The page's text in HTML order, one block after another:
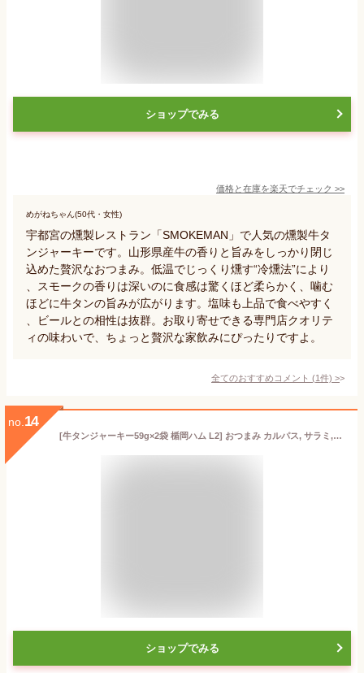
ショップでみる
価格と在庫を楽天でチェック >>
めがねちゃん(50代・女性)
宇都宮の燻製レストラン「SMOKEMAN」で人気の燻製牛タ
ンジャーキーです。山形県産牛の香りと旨みをしっかり閉じ
込めた贅沢なおつまみ。低温でじっくり燻す“冷燻法”により
、スモークの香りは深いのに食感は驚くほど柔らかく、噛む
ほどに牛タンの旨みが広がります。塩味も上品で食べやすく
、ビールとの相性は抜群。お取り寄せできる専門店クオリテ
ィの味わいで、ちょっと贅沢な家飲みにぴったりですよ。
全てのおすすめコメント (1件) >
no. 14
[牛タンジャーキー59g×2袋 楯岡ハム L2] おつまみ カルパス, サラミ,ドライソーセージ好きな方必見 珍味 訳ありではなく正規品 送料無料 おやつ ポイント消化 山形 59g×2袋 セット メール便 YP 即送
ショップでみる